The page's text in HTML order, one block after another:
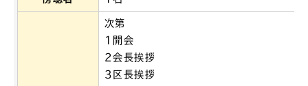
次第
1開会
2会長挨拶
3区長挨拶